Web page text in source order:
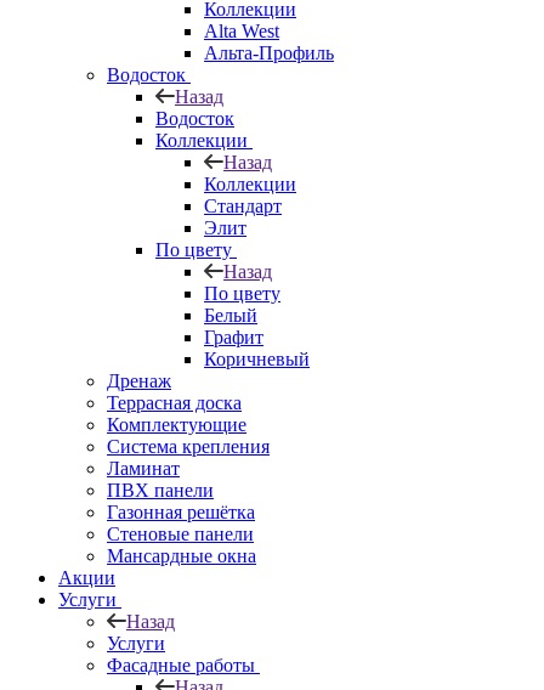
Коллекции
Alta West
Альта-Профиль
Водосток
Назад
Водосток
Коллекции
Назад
Коллекции
Стандарт
Элит
По цвету
Назад
По цвету
Белый
Графит
Коричневый
Дренаж
Террасная доска
Комплектующие
Система крепления
Ламинат
ПВХ панели
Газонная решётка
Стеновые панели
Мансардные окна
Акции
Услуги
Назад
Услуги
Фасадные работы